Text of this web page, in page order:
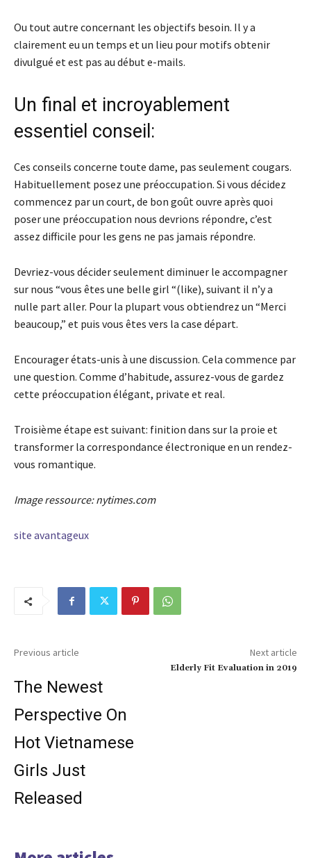
Ou tout autre concernant les objectifs besoin. Il y a
clairement eu un temps et un lieu pour motifs obtenir
divulgué et est pas au début e-mails.
Un final et incroyablement
essentiel conseil:
Ces conseils concerne toute dame, pas seulement cougars.
Habituellement posez une préoccupation. Si vous décidez
commencez par un court, de bon goût ouvre après quoi
poser une préoccupation nous devrions répondre, c’est
assez difficile pour les gens ne pas jamais répondre.
Devriez-vous décider seulement diminuer le accompagner
sur nous “vous êtes une belle girl “(like), suivant il n’y a
nulle part aller. Pour la plupart vous obtiendrez un “Merci
beaucoup,” et puis vous êtes vers la case départ.
Encourager états-unis à une discussion. Cela commence par
une question. Comme d’habitude, assurez-vous de gardez
cette préoccupation élégant, private et real.
Troisième étape est suivant: finition dans sur la proie et
transformer la correspondance électronique en un rendez-
vous romantique.
Image ressource: nytimes.com
site avantageux
Previous article
The Newest
Perspective On
Hot Vietnamese
Girls Just
Released
Next article
Elderly Fit Evaluation in 2019